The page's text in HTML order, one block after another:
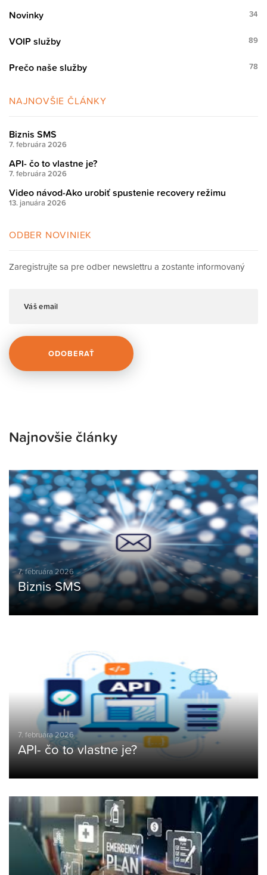
Novinky 34
VOIP služby 89
Prečo naše služby 78
NAJNOVŠIE ČLÁNKY
Biznis SMS
7. februára 2026
API- čo to vlastne je?
7. februára 2026
Video návod-Ako urobiť spustenie recovery režimu
13. januára 2026
ODBER NOVINIEK
Zaregistrujte sa pre odber newslettru a zostante informovaný
Najnovšie články
7. februára 2026
Biznis SMS
7. februára 2026
API- čo to vlastne je?